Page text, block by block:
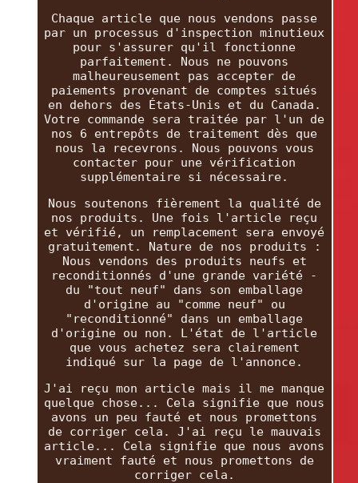
Chaque article que nous vendons passe
par un processus d'inspection minutieux
pour s'assurer qu'il fonctionne
parfaitement. Nous ne pouvons
malheureusement pas accepter de
paiements provenant de comptes situés
en dehors des États-Unis et du Canada.
Votre commande sera traitée par l'un de
nos 6 entrepôts de traitement dès que
nous la recevrons. Nous pouvons vous
contacter pour une vérification
supplémentaire si nécessaire.
Nous soutenons fièrement la qualité de
nos produits. Une fois l'article reçu
et vérifié, un remplacement sera envoyé
gratuitement. Nature de nos produits :
Nous vendons des produits neufs et
reconditionnés d'une grande variété -
du "tout neuf" dans son emballage
d'origine au "comme neuf" ou
"reconditionné" dans un emballage
d'origine ou non. L'état de l'article
que vous achetez sera clairement
indiqué sur la page de l'annonce.
J'ai reçu mon article mais il me manque
quelque chose... Cela signifie que nous
avons un peu fauté et nous promettons
de corriger cela. J'ai reçu le mauvais
article... Cela signifie que nous avons
vraiment fauté et nous promettons de
corriger cela.